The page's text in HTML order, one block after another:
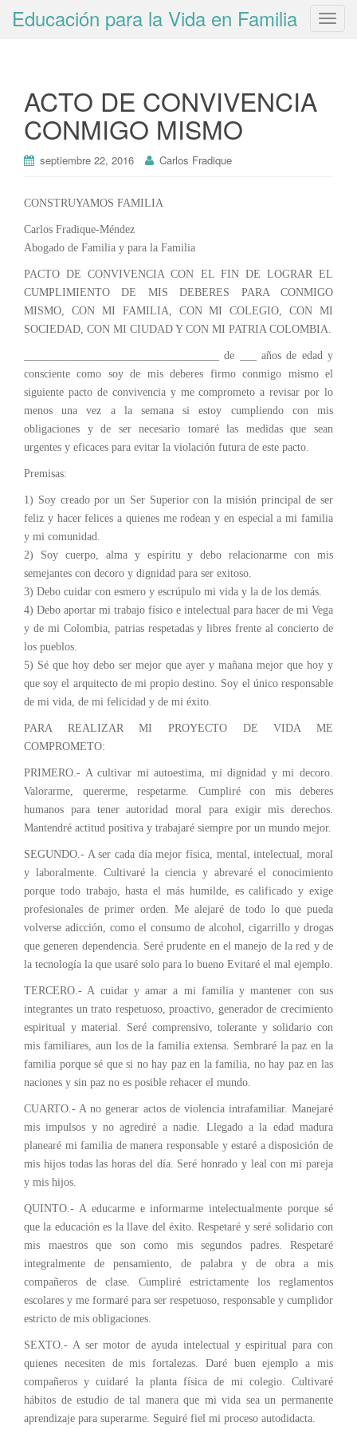
T
o
n
Educación para la Vida en Familia
ACTO DE CONVIVENCIA
CONMIGO MISMO
septiembre 22, 2016 Carlos Fradique
CONSTRUYAMOS FAMILIA
Carlos Fradique-Méndez
Abogado de Familia y para la Familia
PACTO DE CONVIVENCIA CON EL FIN DE LOGRAR EL
CUMPLIMIENTO DE MIS DEBERES PARA CONMIGO
MISMO, CON MI FAMILIA, CON MI COLEGIO, CON MI
SOCIEDAD, CON MI CIUDAD Y CON MI PATRIA COLOMBIA.
___________________________________ de ___ años de edad y
consciente como soy de mis deberes firmo conmigo mismo el
siguiente pacto de convivencia y me comprometo a revisar por lo
menos una vez a la semana si estoy cumpliendo con mis
obligaciones y de ser necesario tomaré las medidas que sean
urgentes y eficaces para evitar la violación futura de este pacto.
Premisas:
1) Soy creado por un Ser Superior con la misión principal de ser
feliz y hacer felices a quienes me rodean y en especial a mi familia
y mi comunidad.
2) Soy cuerpo, alma y espíritu y debo relacionarme con mis
semejantes con decoro y dignidad para ser exitoso.
3) Debo cuidar con esmero y escrúpulo mi vida y la de los demás.
4) Debo aportar mi trabajo físico e intelectual para hacer de mi Vega
y de mi Colombia, patrias respetadas y libres frente al concierto de
los pueblos.
5) Sé que hoy debo ser mejor que ayer y mañana mejor que hoy y
que soy el arquitecto de mi propio destino. Soy el único responsable
de mi vida, de mi felicidad y de mi éxito.
PARA REALIZAR MI PROYECTO DE VIDA ME
COMPROMETO:
PRIMERO.- A cultivar mi autoestima, mi dignidad y mi decoro.
Valorarme, quererme, respetarme. Cumpliré con mis deberes
humanos para tener autoridad moral para exigir mis derechos.
Mantendré actitud positiva y trabajaré siempre por un mundo mejor.
SEGUNDO.- A ser cada día mejor física, mental, intelectual, moral
y laboralmente. Cultivaré la ciencia y abrevaré el conocimiento
porque todo trabajo, hasta el más humilde, es calificado y exige
profesionales de primer orden. Me alejaré de todo lo que pueda
volverse adicción, como el consumo de alcohol, cigarrillo y drogas
que generen dependencia. Seré prudente en el manejo de la red y de
la tecnología la que usaré solo para lo bueno Evitaré el mal ejemplo.
TERCERO.- A cuidar y amar a mi familia y mantener con sus
integrantes un trato respetuoso, proactivo, generador de crecimiento
espiritual y material. Seré comprensivo, tolerante y solidario con
mis familiares, aun los de la familia extensa. Sembraré la paz en la
familia porque sé que si no hay paz en la familia, no hay paz en las
naciones y sin paz no es posible rehacer el mundo.
CUARTO.- A no generar actos de violencia intrafamiliar. Manejaré
mis impulsos y no agrediré a nadie. Llegado a la edad madura
planearé mi familia de manera responsable y estaré a disposición de
mis hijos todas las horas del día. Seré honrado y leal con mi pareja
y mis hijos.
QUINTO.- A educarme e informarme intelectualmente porque sé
que la educación es la llave del éxito. Respetaré y seré solidario con
mis maestros que son como mis segundos padres. Respetaré
integralmente de pensamiento, de palabra y de obra a mis
compañeros de clase. Cumpliré estrictamente los reglamentos
escolares y me formaré para ser respetuoso, responsable y cumplidor
estricto de mis obligaciones.
SEXTO.- A ser motor de ayuda intelectual y espiritual para con
quienes necesiten de mis fortalezas. Daré buen ejemplo a mis
compañeros y cuidaré la planta física de mi colegio. Cultivaré
hábitos de estudio de tal manera que mi vida sea un permanente
aprendizaje para superarme. Seguiré fiel mi proceso autodidacta.